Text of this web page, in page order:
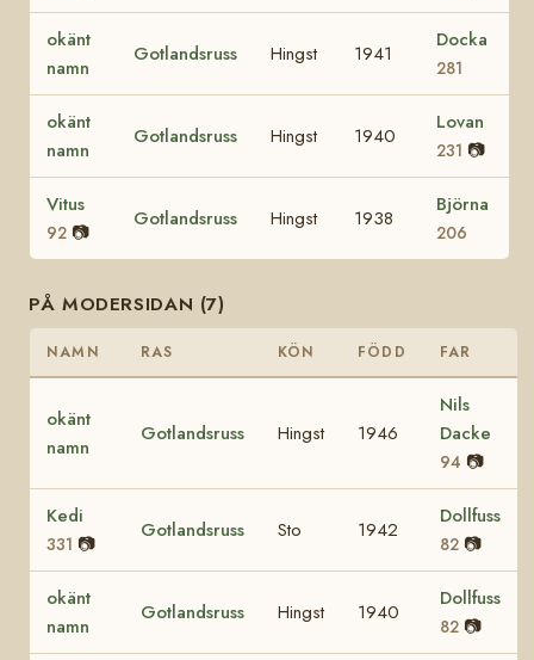
okänt
namn
Gotlandsruss Hingst 1941
Docka
281
okänt
namn
Gotlandsruss Hingst 1940
Lovan
231 📷
Vitus
92 📷
Gotlandsruss Hingst 1938
Björna
206
PÅ MODERSIDAN (7)
NAMN RAS KÖN FÖDD FAR
okänt
namn
Gotlandsruss Hingst 1946
Nils
Dacke
94 📷
Kedi
331 📷
Gotlandsruss Sto 1942
Dollfuss
82 📷
okänt
namn
Gotlandsruss Hingst 1940
Dollfuss
82 📷